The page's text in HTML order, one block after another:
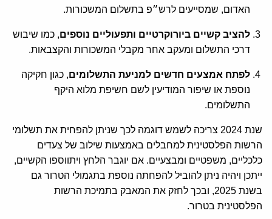
האדום, שמסייעים לרש״פ בתשלום המשכורות.
להציב קשיים ביורוקרטיים ותפעוליים נוספים, כמו שיבוש
דרכי התשלום ומעקב אחר מקבלי המשכורות והקצבאות.
לפתח אמצעים חדשים למניעת התשלומים, כגון חקיקה
נוספת או שיפור המודיעין לשם חשיפת מלוא היקף
התשלומים.
שנת 2024 צריכה לשמש דוגמה לכך שניתן להפחית את תשלומי
הרשות הפלסטינית למחבלים באמצעות שילוב של צעדים
כלכליים, משפטיים ומבצעיים. אם יוגבר הלחץ ויתווספו הקשיים,
ייתכן ויהיה ניתן להוביל להפחתה נוספת בתגמולי הטרור גם
בשנת 2025, ובכך לחזק את המאבק בתמיכת הרשות
הפלסטינית בטרור.